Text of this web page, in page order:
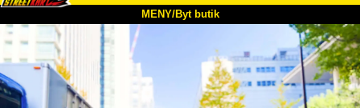
MENY/Byt butik
Om oss Specifikationer Pris
Hitta hit FAQ